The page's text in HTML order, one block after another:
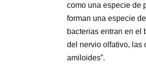
como una especie de
forman una especie
bacterias entran en el
del nervio olfativo, las
amiloides”.